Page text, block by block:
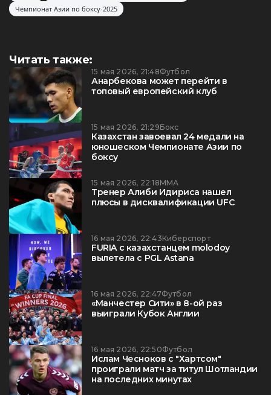
Чемпионат Азии по боксу-2025
Читать также:
15 мая 2026, 21:48Футбол
Анарбекова может перейти в
топовый европейский клуб
15 мая 2026, 21:29Бокс
Казахстан завоевал 24 медали на
юношеском Чемпионате Азии по
боксу
15 мая 2026, 22:18ММА
Тренер Алиби Идириса нашел
плюсы в дисквалификации UFC
16 мая 2026, 22:43Киберспорт
FURIA с казахстанцем molodoy
вылетела с PGL Astana
16 мая 2026, 22:47Футбол
«Манчестер Сити» в 8-ой раз
выиграли Кубок Англии
16 мая 2026, 22:50Футбол
Ислам Чесноков с "Хартсом"
проиграли матч за титул Шотландии
на последних минутах